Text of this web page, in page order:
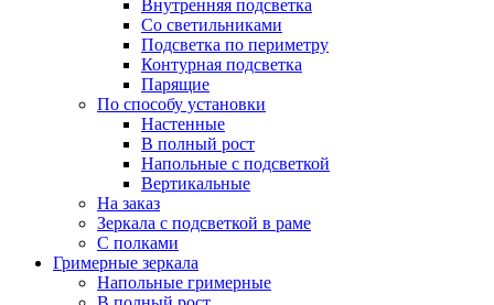
Внутренняя подсветка
Со светильниками
Подсветка по периметру
Контурная подсветка
Парящие
По способу установки
Настенные
В полный рост
Напольные с подсветкой
Вертикальные
На заказ
Зеркала с подсветкой в раме
С полками
Гримерные зеркала
Напольные гримерные